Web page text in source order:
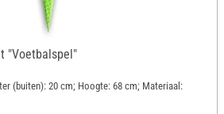
"Voetbalspel"
(buiten): 20 cm; Hoogte: 68 cm; Materiaal: